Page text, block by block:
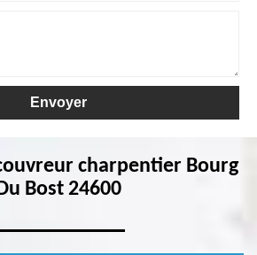
charpentier Bourg
Bost 24600